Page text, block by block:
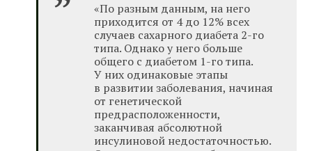
«По разным данным, на него
приходится от 4 до 12% всех
случаев сахарного диабета 2-го
типа. Однако у него больше
общего с диабетом 1-го типа.
У них одинаковые этапы
в развитии заболевания, начиная
от генетической
предрасположенности,
заканчивая абсолютной
инсулиновой недостаточностью.